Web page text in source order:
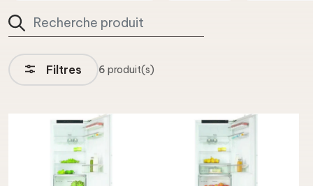
Filtres 6 produit(s)